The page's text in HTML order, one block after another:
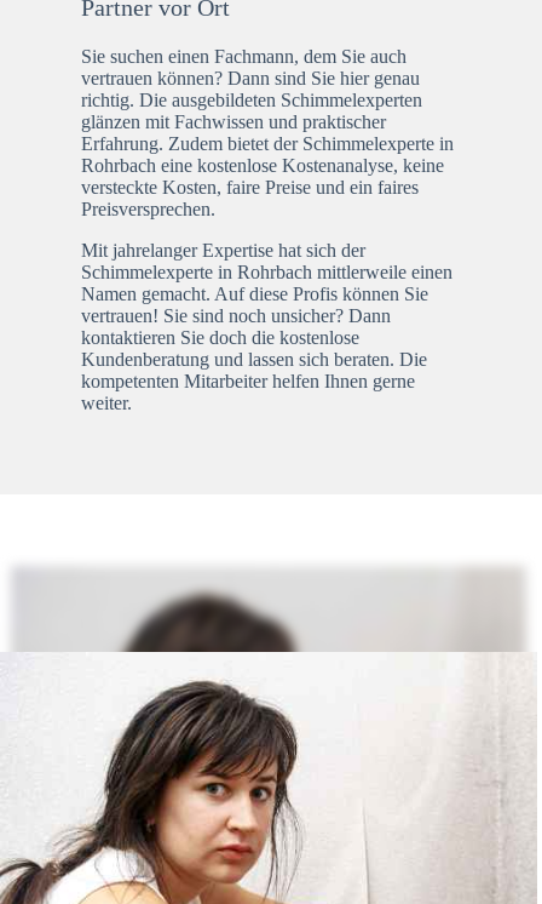
Partner vor Ort
Sie suchen einen Fachmann, dem Sie auch
vertrauen können? Dann sind Sie hier genau
richtig. Die ausgebildeten Schimmelexperten
glänzen mit Fachwissen und praktischer
Erfahrung. Zudem bietet der Schimmelexperte in
Rohrbach eine kostenlose Kostenanalyse, keine
versteckte Kosten, faire Preise und ein faires
Preisversprechen.
Mit jahrelanger Expertise hat sich der
Schimmelexperte in Rohrbach mittlerweile einen
Namen gemacht. Auf diese Profis können Sie
vertrauen! Sie sind noch unsicher? Dann
kontaktieren Sie doch die kostenlose
Kundenberatung und lassen sich beraten. Die
kompetenten Mitarbeiter helfen Ihnen gerne
weiter.